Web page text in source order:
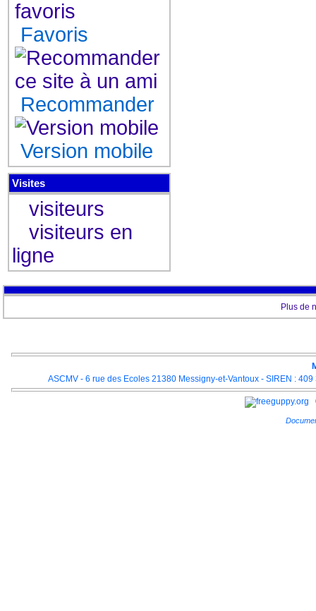
Favoris
Recommander
Version mobile
Visites
visiteurs
visiteurs en
ligne
Plus de
ASCMV - 6 rue des Ecoles 21380 Messigny-et-Vantoux - SIREN :